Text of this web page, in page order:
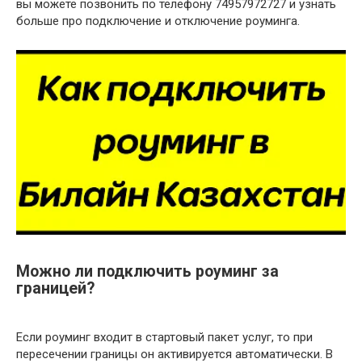
вы можете позвонить по телефону 74957972727 и узнать
больше про подключение и отключение роуминга.
Можно ли подключить роуминг за
границей?
Если роуминг входит в стартовый пакет услуг, то при
пересечении границы он активируется автоматически. В